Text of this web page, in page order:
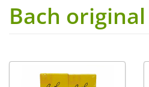
Bach original